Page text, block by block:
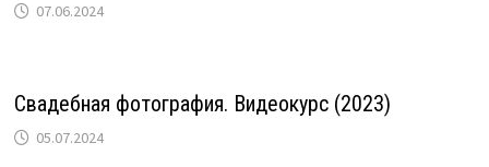
07.06.2024
Свадебная фотография. Видеокурс (2023)
05.07.2024